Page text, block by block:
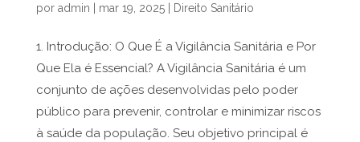
por admin mar 19, 2025| Direito Sanitário
1. Introdução: O Que É a Vigilância Sanitária e Por
Que Ela é Essencial? A Vigilância Sanitária é um
conjunto de ações desenvolvidas pelo poder
público para prevenir, controlar e minimizar riscos
à saúde da população. Seu objetivo principal é